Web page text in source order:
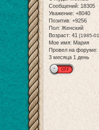
Сообщений: 18305
Уважение: +8040
Позитив: +9256
Пол: Женский
Возраст: 41 [1985-
Мое имя: Мария
Провел на форуме:
3 месяца 1 день